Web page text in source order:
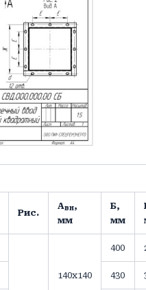
Рис.
Авн,
мм
Б,
мм
140х140
400
430